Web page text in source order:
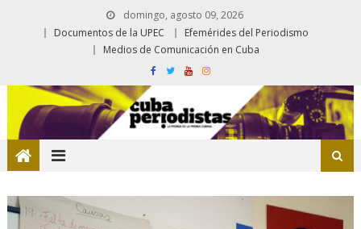
domingo, agosto 09, 2026
Documentos de la UPEC
Efemérides del Periodismo
Medios de Comunicación en Cuba